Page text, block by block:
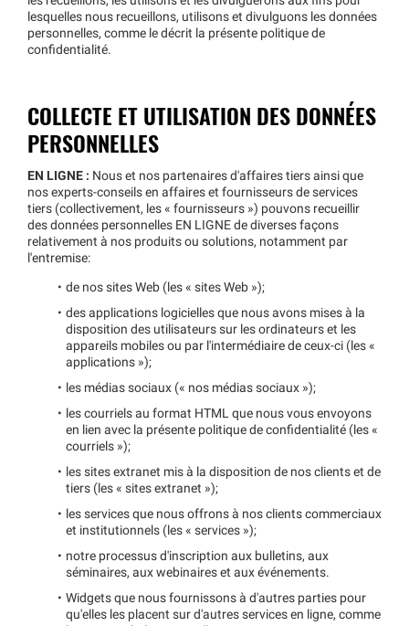
lesquelles nous recueillons, utilisons et divulguons les données
personnelles, comme le décrit la présente politique de
confidentialité.
COLLECTE ET UTILISATION DES DONNÉES
PERSONNELLES
EN LIGNE : Nous et nos partenaires d'affaires tiers ainsi que
nos experts-conseils en affaires et fournisseurs de services
tiers (collectivement, les « fournisseurs ») pouvons recueillir
des données personnelles EN LIGNE de diverses façons
relativement à nos produits ou solutions, notamment par
l'entremise:
de nos sites Web (les « sites Web »);
des applications logicielles que nous avons mises à la
disposition des utilisateurs sur les ordinateurs et les
appareils mobiles ou par l'intermédiaire de ceux-ci (les «
applications »);
les médias sociaux (« nos médias sociaux »);
les courriels au format HTML que nous vous envoyons
en lien avec la présente politique de confidentialité (les «
courriels »);
les sites extranet mis à la disposition de nos clients et de
tiers (les « sites extranet »);
les services que nous offrons à nos clients commerciaux
et institutionnels (les « services »);
notre processus d'inscription aux bulletins, aux
séminaires, aux webinaires et aux événements.
Widgets que nous fournissons à d'autres parties pour
qu'elles les placent sur d'autres services en ligne, comme